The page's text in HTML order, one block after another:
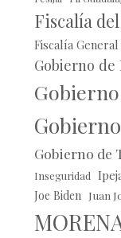
Fiscalía
Fiscalía
Gobierno de
Gobierno de
Inseguridad
Joe Biden Juan